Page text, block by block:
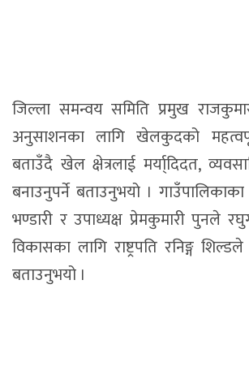
जिल्ला समन्वय समिति प्रमुख
अनुसाशनका लागि खेलकुदको
बताउँदै खेल क्षेत्रलाई मर्या्दिदत,
बनाउनुपर्ने बताउनुभयो ।
भण्डारी र उपाध्यक्ष प्रेमकुमारी पुनले
विकासका लागि राष्ट्रपति रनिङ्ग
बताउनुभयो ।